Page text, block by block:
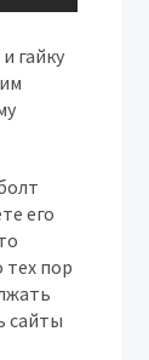
гайку
его
тех пор
сайты